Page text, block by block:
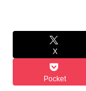
X
Pocket